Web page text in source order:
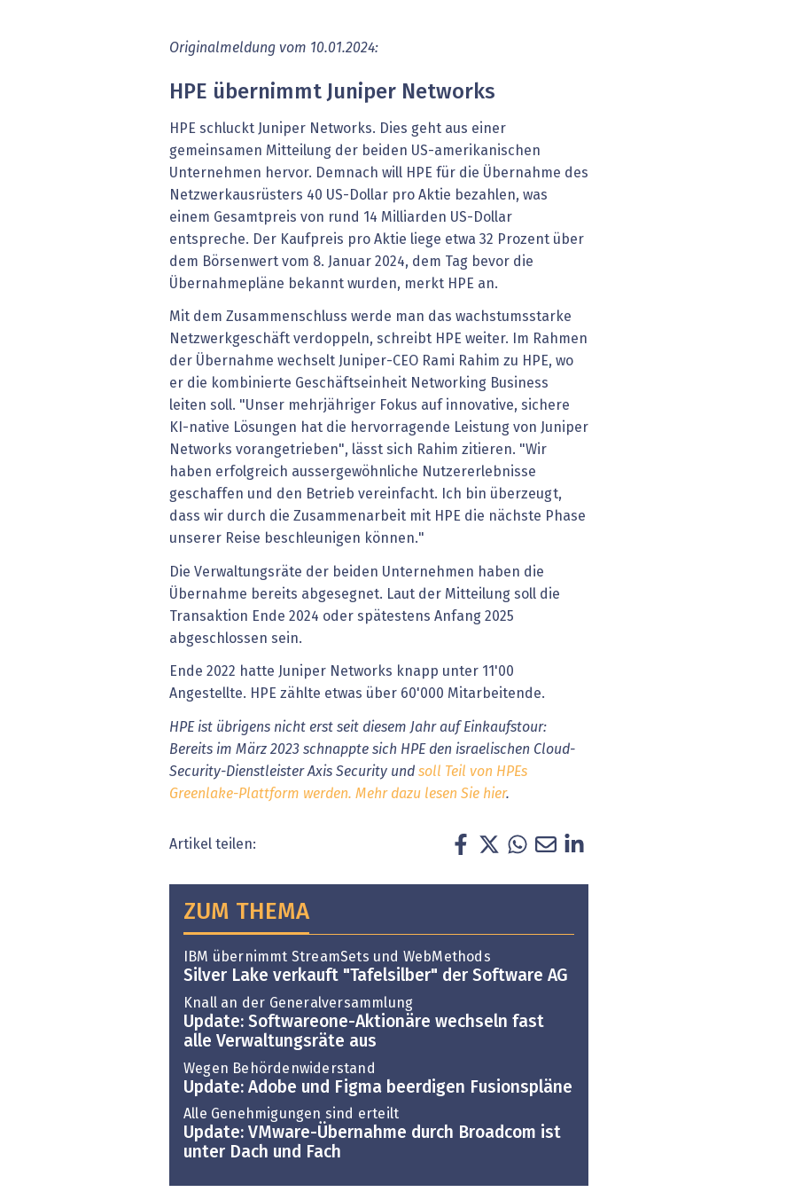
Originalmeldung vom 10.01.2024:
HPE übernimmt Juniper Networks
HPE schluckt Juniper Networks. Dies geht aus einer
gemeinsamen Mitteilung der beiden US-amerikanischen
Unternehmen hervor. Demnach will HPE für die Übernahme des
Netzwerkausrüsters 40 US-Dollar pro Aktie bezahlen, was
einem Gesamtpreis von rund 14 Milliarden US-Dollar
entspreche. Der Kaufpreis pro Aktie liege etwa 32 Prozent über
dem Börsenwert vom 8. Januar 2024, dem Tag bevor die
Übernahmepläne bekannt wurden, merkt HPE an.
Mit dem Zusammenschluss werde man das wachstumsstarke
Netzwerkgeschäft verdoppeln, schreibt HPE weiter. Im Rahmen
der Übernahme wechselt Juniper-CEO Rami Rahim zu HPE, wo
er die kombinierte Geschäftseinheit Networking Business
leiten soll. "Unser mehrjähriger Fokus auf innovative, sichere
KI-native Lösungen hat die hervorragende Leistung von Juniper
Networks vorangetrieben", lässt sich Rahim zitieren. "Wir
haben erfolgreich aussergewöhnliche Nutzererlebnisse
geschaffen und den Betrieb vereinfacht. Ich bin überzeugt,
dass wir durch die Zusammenarbeit mit HPE die nächste Phase
unserer Reise beschleunigen können."
Die Verwaltungsräte der beiden Unternehmen haben die
Übernahme bereits abgesegnet. Laut der Mitteilung soll die
Transaktion Ende 2024 oder spätestens Anfang 2025
abgeschlossen sein.
Ende 2022 hatte Juniper Networks knapp unter 11'00
Angestellte. HPE zählte etwas über 60'000 Mitarbeitende.
HPE ist übrigens nicht erst seit diesem Jahr auf Einkaufstour:
Bereits im März 2023 schnappte sich HPE den israelischen Cloud-
Security-Dienstleister Axis Security und soll Teil von HPEs
Greenlake-Plattform werden. Mehr dazu lesen Sie hier.
Artikel teilen:
ZUM THEMA
IBM übernimmt StreamSets und WebMethods
Silver Lake verkauft "Tafelsilber" der Software AG
Knall an der Generalversammlung
Update: Softwareone-Aktionäre wechseln fast
alle Verwaltungsräte aus
Wegen Behördenwiderstand
Update: Adobe und Figma beerdigen Fusionspläne
Alle Genehmigungen sind erteilt
Update: VMware-Übernahme durch Broadcom ist
unter Dach und Fach